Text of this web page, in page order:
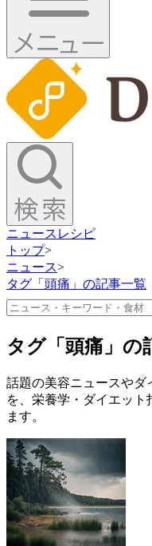
ニュース レシピ
トップ>
ニュース>
タグ「頭痛」の記事一覧
タグ「頭痛」の
話題の美容ニュースやダ
を、栄養学・ダイエッ
ます。